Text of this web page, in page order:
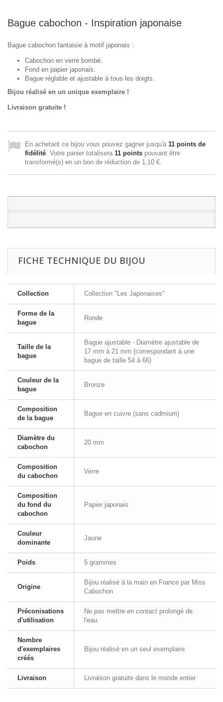
Bague cabochon - Inspiration japonaise
Bague cabochon fantaisie à motif japonais :
Cabochon en verre bombé.
Fond en papier japonais.
Bague réglable et ajustable à tous les doigts.
Bijou réalisé en un unique exemplaire !
Livraison gratuite !
En achetant ce bijou vous pouvez gagner jusqu'à 11 points de
fidélité. Votre panier totalisera 11 points pouvant être
transformé(s) en un bon de réduction de 1,10 €.
FICHE TECHNIQUE DU BIJOU
Collection Collection "Les Japonaises"
Forme de la
bague
Ronde
Taille de la
bague
Bague ajustable - Diamètre ajustable de
17 mm à 21 mm (correspondant à une
bague de taille 54 à 66)
Couleur de la
bague
Bronze
Composition
de la bague
Bague en cuivre (sans cadmium)
Diamètre du
cabochon
20 mm
Composition
du cabochon
Verre
Composition
du fond du
cabochon
Papier japonais
Couleur
dominante
Jaune
Poids 5 grammes
Origine
Bijou réalisé à la main en France par Miss
Cabochon
Préconisations
d'utilisation
Ne pas mettre en contact prolongé de
l'eau.
Nombre
d'exemplaires
créés
Bijou réalisé en un seul exemplaire
Livraison Livraison gratuite dans le monde entier